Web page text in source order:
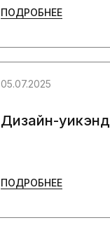
ПОДРОБНЕЕ
05.07.2025
Дизайн-
ПОДРОБНЕЕ